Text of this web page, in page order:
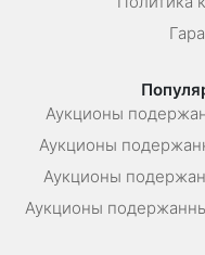
Аукционы
Аукционы
Аукционы
Аукционы